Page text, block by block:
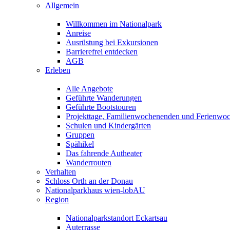
Allgemein
Willkommen im Nationalpark
Anreise
Ausrüstung bei Exkursionen
Barrierefrei entdecken
AGB
Erleben
Alle Angebote
Geführte Wanderungen
Geführte Bootstouren
Projekttage, Familienwochenenden und
Schulen und Kindergärten
Gruppen
Spähikel
Das fahrende Autheater
Wanderrouten
Verhalten
Schloss Orth an der Donau
Nationalparkhaus wien-lobAU
Region
Nationalparkstandort Eckartsau
Auterrasse